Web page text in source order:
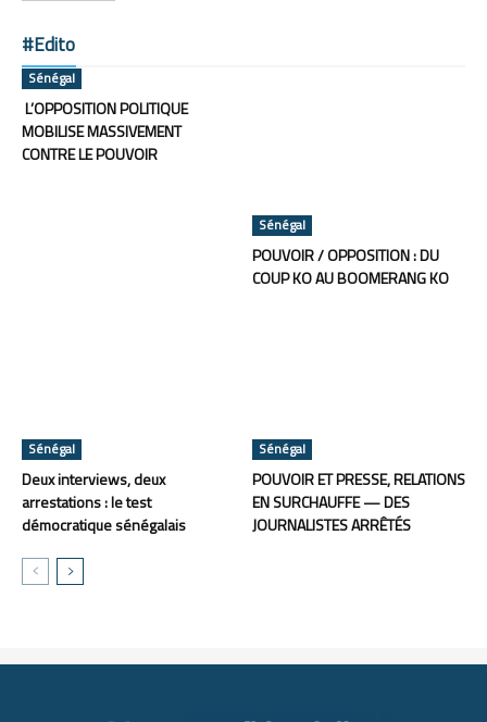
#Edito
Sénégal
L’OPPOSITION POLITIQUE
MOBILISE MASSIVEMENT
CONTRE LE POUVOIR
Sénégal
POUVOIR / OPPOSITION : DU
COUP KO AU BOOMERANG KO
Sénégal
Deux interviews, deux
arrestations : le test
démocratique sénégalais
Sénégal
POUVOIR ET PRESSE, RELATIONS
EN SURCHAUFFE — DES
JOURNALISTES ARRÊTÉS